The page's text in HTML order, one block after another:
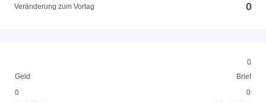
Veränderung zum Vortag 0
0
Geld
Brief
0
0